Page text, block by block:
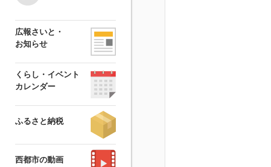
広報さいと・
お知らせ
くらし・イベント
カレンダー
ふるさと納税
西都市の動画